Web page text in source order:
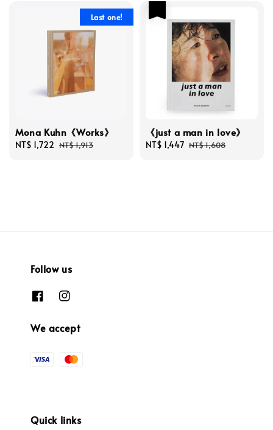
Last one!
Mona Kuhn《Works》
Sale
NT$ 1,722 Regular
NT$ 1,913
《just a man in love》
Sale
NT$ 1,447 Regular
NT$ 1,608
Follow us
We accept
Quick links